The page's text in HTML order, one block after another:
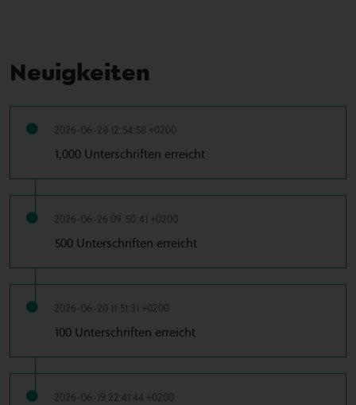
Neuigkeiten
2026-06-28 12:54:58 +0200
1,000 Unterschriften erreicht
2026-06-26 09:50:41 +0200
500 Unterschriften erreicht
2026-06-20 11:51:31 +0200
100 Unterschriften erreicht
2026-06-19 22:41:44 +0200